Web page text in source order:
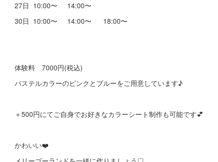
27日 10:00〜 14:00〜
30日 10:00〜 14:00〜 18:00〜
体験料 7000円(税込)
パステルカラーのピンクとブルーをご用意しています♪
＋500円にてご自身でお好きなカラーシート制作も可能です💕
かわいい❤️